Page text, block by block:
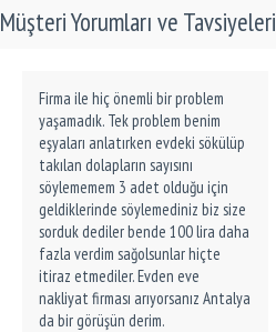
Müşteri Yorumları ve Tavsiyeleri
Firma ile hiç önemli bir problem
yaşamadık. Tek problem benim
eşyaları anlatırken evdeki sökülüp
takılan dolapların sayısını
söylememem 3 adet olduğu için
geldiklerinde söylemediniz biz size
sorduk dediler bende 100 lira daha
fazla verdim sağolsunlar hiçte
itiraz etmediler. Evden eve
nakliyat firması arıyorsanız Antalya
da bir görüşün derim.